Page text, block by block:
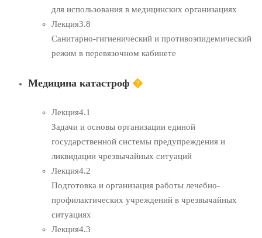
для использования в медицинских организациях
Лекция3.8
Санитарно-гигиенический и противоэпидемический
режим в перевязочном кабинете
Медицина катастроф �
Лекция4.1
Задачи и основы организации единой
государственной системы предупреждения и
ликвидации чрезвычайных ситуаций
Лекция4.2
Подготовка и организация работы лечебно-
профилактических учреждений в чрезвычайных
ситуациях
Лекция4.3